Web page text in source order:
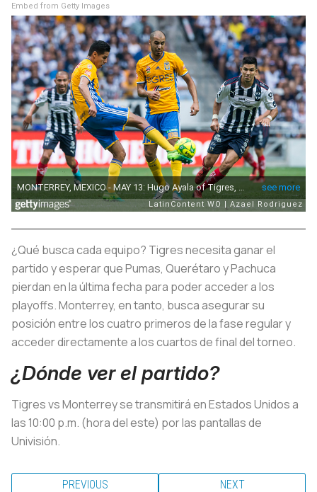
Embed from Getty Images
¿Qué busca cada equipo? Tigres necesita ganar el
partido y esperar que Pumas, Querétaro y Pachuca
pierdan en la última fecha para poder acceder a los
playoffs. Monterrey, en tanto, busca asegurar su
posición entre los cuatro primeros de la fase regular y
acceder directamente a los cuartos de final del torneo.
¿Dónde ver el partido?
Tigres vs Monterrey se transmitirá en Estados Unidos a
las 10:00 p.m. (hora del este) por las pantallas de
Univisión.
PREVIOUS NEXT